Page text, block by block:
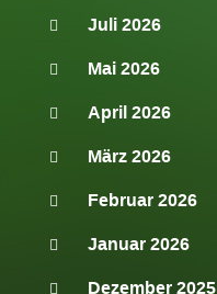
Juli 2026
Mai 2026
April 2026
März 2026
Februar 2026
Januar 2026
Dezember 2025